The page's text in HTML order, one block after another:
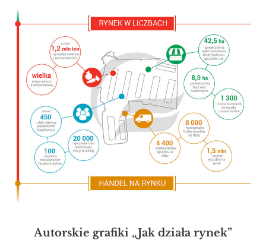
Autorskie grafiki „Jak działa rynek”